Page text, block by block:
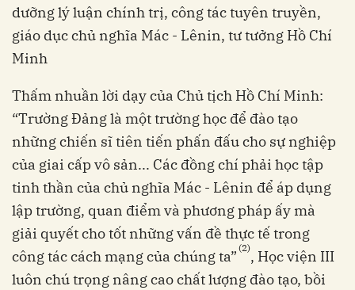
dưỡng lý luận chính trị, công tác tuyên truyền,
giáo dục chủ nghĩa Mác - Lênin, tư tưởng Hồ Chí
Minh
Thấm nhuần lời dạy của Chủ tịch Hồ Chí Minh:
“Trường Đảng là một trường học để đào tạo
những chiến sĩ tiên tiến phấn đấu cho sự nghiệp
của giai cấp vô sản... Các đồng chí phải học tập
tinh thần của chủ nghĩa Mác - Lênin để áp dụng
lập trường, quan điểm và phương pháp ấy mà
giải quyết cho tốt những vấn đề thực tế trong
công tác cách mạng của chúng ta” (2), Học viện III
luôn chú trọng nâng cao chất lượng đào tạo, bồi